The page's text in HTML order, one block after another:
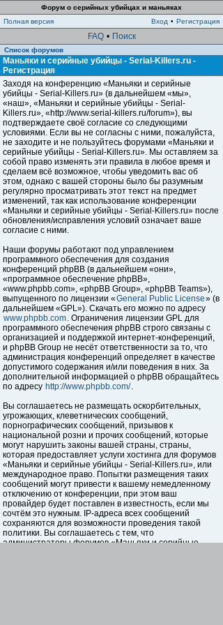
Форум о серийных убийцах и маньяках
Полная версия
Вход • Регистрация
FAQ • Поиск
Список форумов
Маньяки и серийные убийцы - Serial-Killers.ru -
Регистрация
Заходя на конференцию «Маньяки и серийные
убийцы - Serial-Killers.ru» (в дальнейшем «мы»,
«наш», «Маньяки и серийные убийцы - Serial-
Killers.ru», «http://www.serial-killers.ru/forum»), вы
подтверждаете своё согласие со следующими
условиями. Если вы не согласны с ними, пожалуйста,
не заходите и не пользуйтесь форумами «Маньяки и
серийные убийцы - Serial-Killers.ru». Мы оставляем за
собой право изменять эти правила в любое время и
сделаем всё возможное, чтобы уведомить вас об
этом, однако с вашей стороны было бы разумным
регулярно просматривать этот текст на предмет
изменений, так как использование конференции
«Маньяки и серийные убийцы - Serial-Killers.ru» после
обновления/исправления условий означает ваше
согласие с ними.
Наши форумы работают под управлением
программного обеспечения для создания
конференций phpBB (в дальнейшем «они»,
«программное обеспечение phpBB»,
«www.phpbb.com», «phpBB Group», «phpBB Teams»),
выпущенного по лицензии «General Public License» (в
дальнейшем «GPL»). Скачать его можно по адресу
www.phpbb.com. Ограничения лицензии GPL для
программного обеспечения phpBB строго связаны с
организацией и поддержкой интернет-конференций,
и phpBB Group не несёт ответственности за то, что
администрация конференций определяет в качестве
допустимого содержания и/или поведения в них. За
дополнительной информацией о phpBB обращайтесь
по адресу http://www.phpbb.com/.
Вы соглашаетесь не размещать оскорбительных,
угрожающих, клеветнических сообщений,
порнографических сообщений, призывов к
национальной розни и прочих сообщений, которые
могут нарушить законы вашей страны, страны,
которая предоставляет услуги хостинга для форумов
«Маньяки и серийные убийцы - Serial-Killers.ru», или
международное право. Попытки размещения таких
сообщений могут привести к вашему немедленному
отключению от конференции, при этом ваш
провайдер будет поставлен в известность, если мы
сочтём это нужным. IP-адреса всех сообщений
сохраняются для возможности проведения такой
политики. Вы соглашаетесь с тем, что
администраторы форумов «Маньяки и серийные